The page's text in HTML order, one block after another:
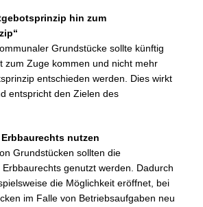
hin zum
Grundstücke sollte künftig
zum Zuge kommen und nicht mehr
entschieden werden. Dies wirkt
entspricht den Zielen des
nutzen
Grundstücken sollten die
genutzt werden. Dadurch
die Möglichkeit eröffnet, bei
im Falle von Betriebsaufgaben neu